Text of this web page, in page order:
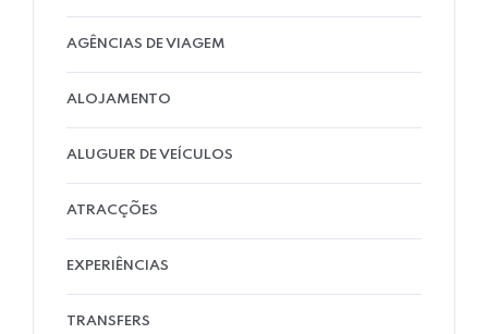
AGÊNCIAS DE VIAGEM
ALOJAMENTO
ALUGUER DE VEÍCULOS
ATRACÇÕES
EXPERIÊNCIAS
TRANSFERS